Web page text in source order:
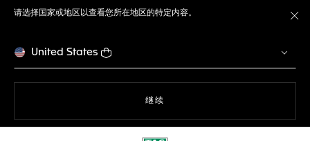
请选择国家或地区以查看您所在地区的特定内容。
United States
继续